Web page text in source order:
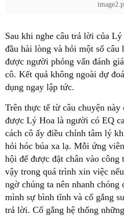
đầu hài lòng và hỏi một số câu
được người phỏng vấn đánh
cô. Kết quả không ngoài dự
được Lý Hoa là người có EQ
cách cô ấy điều chỉnh tâm lý
hỏi hóc búa xa lạ. Mỗi ứng
hội để được đặt chân vào
vậy trong quá trình xin việc
ngờ chúng ta nên nhanh
mình sự bình tĩnh và cố gắng
trả lời. Cố gắng hệ thống